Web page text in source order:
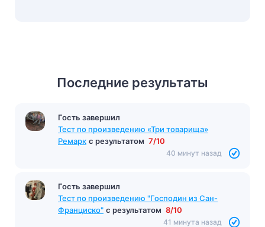
Последние результаты
Гость завершил
Тест по произведению «Три товарища»
Ремарк с результатом 7/10
40 минут назад
Гость завершил
Тест по произведению "Господин из Сан-
Франциско" с результатом 8/10
41 минута назад